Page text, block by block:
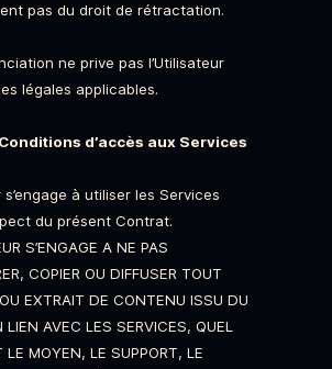
pas du droit de rétractation.
ne prive pas l’Utilisateur
légales applicables.
d’accès aux Services
s’engage à utiliser les Services
du présent Contrat.
S’ENGAGE A NE PAS
COPIER OU DIFFUSER TOUT
EXTRAIT DE CONTENU ISSU DU
LIEN AVEC LES SERVICES, QUEL
LE MOYEN, LE SUPPORT, LE